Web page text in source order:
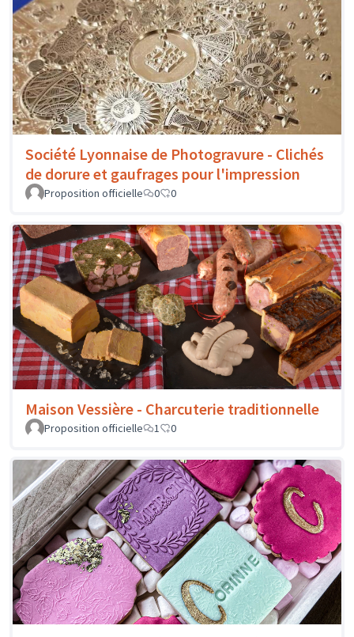
Société Lyonnaise de Photogravure - Clichés
de dorure et gaufrages pour l'impression
Proposition officielle 0 0
Maison Vessière - Charcuterie traditionnelle
Proposition officielle 1 0